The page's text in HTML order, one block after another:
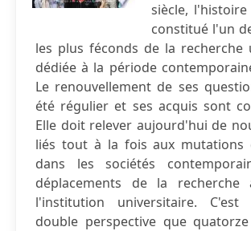
siècle,
constitué l'un
les plus féconds de la recherche
dédiée à la période
Le renouvellement de ses
été régulier et ses acquis sont
Elle doit relever aujourd'hui de
liés tout à la fois aux mutations
dans les sociétés
déplacements de la
l'institution universitaire.
double perspective que